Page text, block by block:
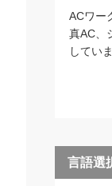
ACワー
真AC、
してい
言語選